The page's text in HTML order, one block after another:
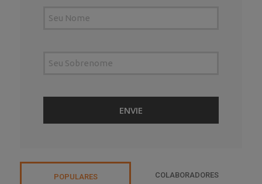
POPULARES COLABORADORES